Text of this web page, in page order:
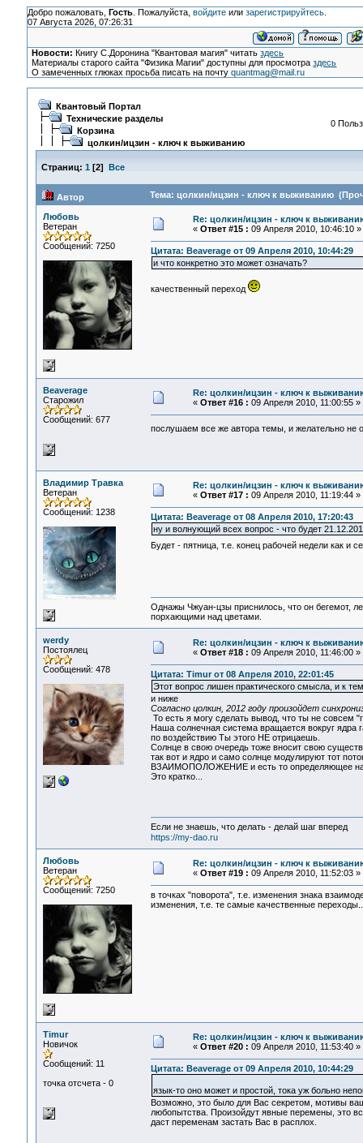
Добро пожаловать, Гость. Пожалуйста, войдитеили зарегистрируйтесь.
07 Августа 2026, 07:26:31
Новости: Книгу С.Доронина "Квантовая магия" читатьздесь
Материалы старого сайта "Физика Магии" доступны для просмотраздесь
О замеченных глюках просьба писать на почтуquantmag@mail.ru
Квантовый Портал
Технические разделы
Корзина
цолкин/ицзин - ключ к выживанию
0
Страниц: 1 [2] Все
Автор Тема: цолкин/ицзин - ключ к выживанию
Любовь
Ветеран
Сообщений: 7250
Re: цолкин/ицзин - ключ к
« Ответ #15 : 09 Апреля 2010, 10:46:10 »
Цитата: Beaverage от 09 Апреля 2010, 10:44:29
и что конкретно это может означать?
качественный переход
Beaverage
Старожил
Сообщений: 677
Re: цолкин/ицзин - ключ к
« Ответ #16 : 09 Апреля 2010, 11:00:55 »
послушаем все же автора темы, и желательно
Владимир Травка
Ветеран
Сообщений: 1238
Re: цолкин/ицзин - ключ к
« Ответ #17 : 09 Апреля 2010, 11:19:44 »
Цитата: Beaverage от 08 Апреля 2010, 17:20:43
ну и волнующий всех вопрос - что будет
Будет - пятница, т.е. конец рабочей недели как и
Однажы Чжуан-цзы приснилось, что он бегемот,
порхающими над цветами.
werdy
Постоялец
Сообщений: 478
Re: цолкин/ицзин - ключ к
« Ответ #18 : 09 Апреля 2010, 11:46:00 »
Цитата: Timur от 08 Апреля 2010, 22:01:45
Этот вопрос лишен практического смысла, и к
и ниже
Согласно цолкин, 2012 году произойдет
То есть я могу сделать вывод, что ты не
Наша солнечная система вращается вокруг ядра
по воздействию Ты этого НЕ отрицаешь.
Солнце в свою очередь тоже вносит свою
так вот и ядро и само солнце модулируют тот
ВЗАИМОПОЛОЖЕНИЕ и есть то определяющее
Это кратко...
Если не знаешь, что делать - делай шаг вперед
https://my-dao.ru
Любовь
Ветеран
Сообщений: 7250
Re: цолкин/ицзин - ключ к
« Ответ #19 : 09 Апреля 2010, 11:52:03 »
в точках "поворота", т.е. изменения знака
изменения, т.е. те самые качественные
Timur
Новичок
Сообщений: 11
точка отсчета - 0
Re: цолкин/ицзин - ключ к
« Ответ #20 : 09 Апреля 2010, 11:53:40 »
Цитата: Beaverage от 09 Апреля 2010, 10:44:29
язык-то оно может и простой, тока уж больно
Возможно, это было для Вас секретом, мотивы
любопытства. Произойдут явные перемены, это
даст переменам застать Вас в расплох.